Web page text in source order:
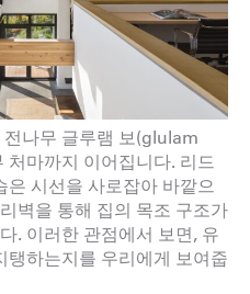
나무 글루램 보(glulam
마까지 이어집니다. 리드
시선을 사로잡아 바깥으
벽을 통해 집의 목조 구조가
. 이러한 관점에서 보면, 유
탱하는지를 우리에게 보여줍